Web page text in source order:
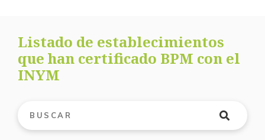
Listado de establecimientos
que han certificado BPM con el
INYM